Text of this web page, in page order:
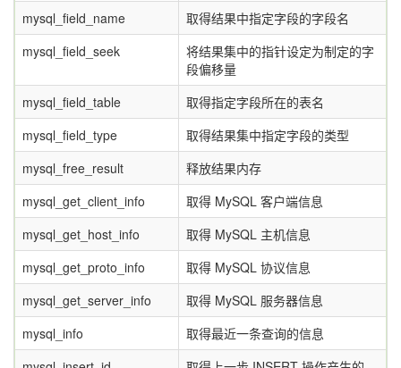
mysql_field_name
取得结果中指定字段的字段名
mysql_field_seek
将结果集中的指针设定为制定的字
段偏移量
mysql_field_table
取得指定字段所在的表名
mysql_field_type
取得结果集中指定字段的类型
mysql_free_result
释放结果内存
mysql_get_client_info
取得 MySQL 客户端信息
mysql_get_host_info
取得 MySQL 主机信息
mysql_get_proto_info
取得 MySQL 协议信息
mysql_get_server_info
取得 MySQL 服务器信息
mysql_info
取得最近一条查询的信息